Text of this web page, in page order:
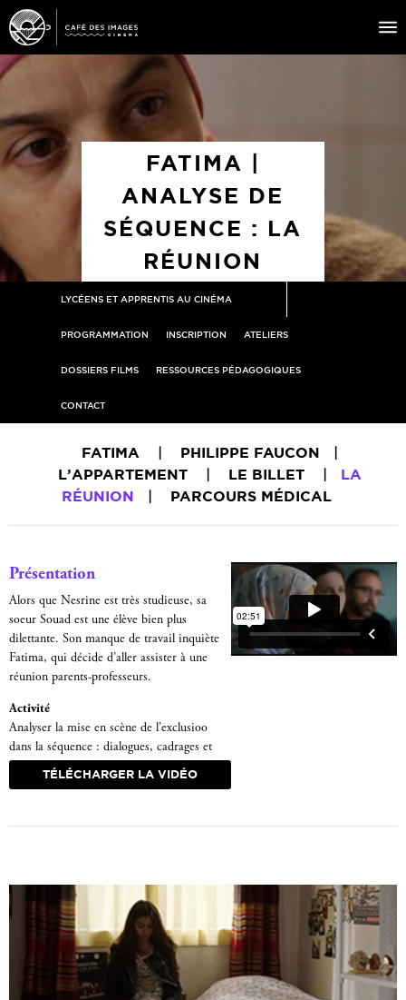
À L’AFFICHE
ÉVÉNEMENTS
ÉDUCATION AUX IMAGES
FATIMA |
ANALYSE DE
SÉQUENCE : LA
RÉUNION
LYCÉENS ET APPRENTIS AU CINÉMA
PROGRAMMATION INSCRIPTION ATELIERS
DOSSIERS FILMS RESSOURCES PÉDAGOGIQUES
CONTACT
FATIMA | PHILIPPE FAUCON
|
L’APPARTEMENT
| LE BILLET |
LA
RÉUNION
| PARCOURS MÉDICAL
Présentation
Alors que Nesrine est très studieuse, sa
soeur Souad est une élève bien plus
dilettante. Son manque de travail inquiète
Fatima, qui décide d’aller assister à une
réunion parents-professeurs.
Activité
Analyser la mise en scène de l’exclusioo
dans la séquence : dialogues, cadrages et
profondeur de champ.
TÉLÉCHARGER LA VIDÉO